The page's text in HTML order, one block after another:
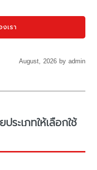
เรา
August, 2026 by admin
ระเภทให้เลือกใช้